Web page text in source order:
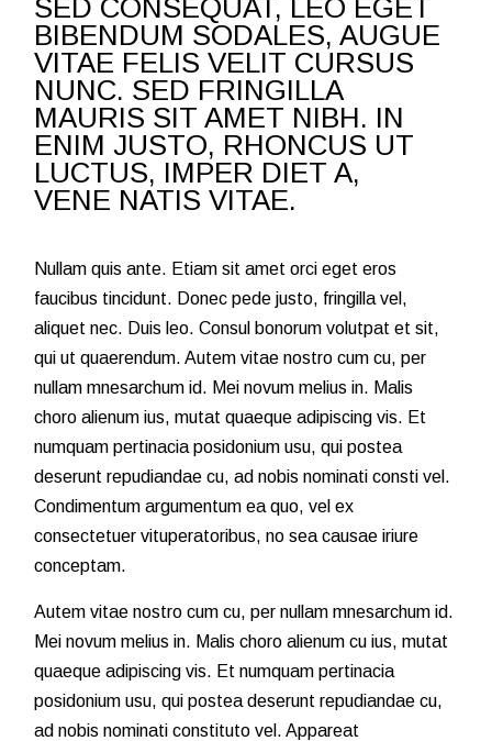
SED CONSEQUAT, LEO EGET
BIBENDUM SODALES, AUGUE
VITAE FELIS VELIT CURSUS
NUNC. SED FRINGILLA
MAURIS SIT AMET NIBH. IN
ENIM JUSTO, RHONCUS UT
LUCTUS, IMPER DIET A,
VENE NATIS VITAE.
Nullam quis ante. Etiam sit amet orci eget eros
faucibus tincidunt. Donec pede justo, fringilla vel,
aliquet nec. Duis leo. Consul bonorum volutpat et sit,
qui ut quaerendum. Autem vitae nostro cum cu, per
nullam mnesarchum id. Mei novum melius in. Malis
choro alienum ius, mutat quaeque adipiscing vis. Et
numquam pertinacia posidonium usu, qui postea
deserunt repudiandae cu, ad nobis nominati consti vel.
Condimentum argumentum ea quo, vel ex
consectetuer vituperatoribus, no sea causae iriure
conceptam.
Autem vitae nostro cum cu, per nullam mnesarchum id.
Mei novum melius in. Malis choro alienum cu ius, mutat
quaeque adipiscing vis. Et numquam pertinacia
posidonium usu, qui postea deserunt repudiandae cu,
ad nobis nominati constituto vel. Appareat